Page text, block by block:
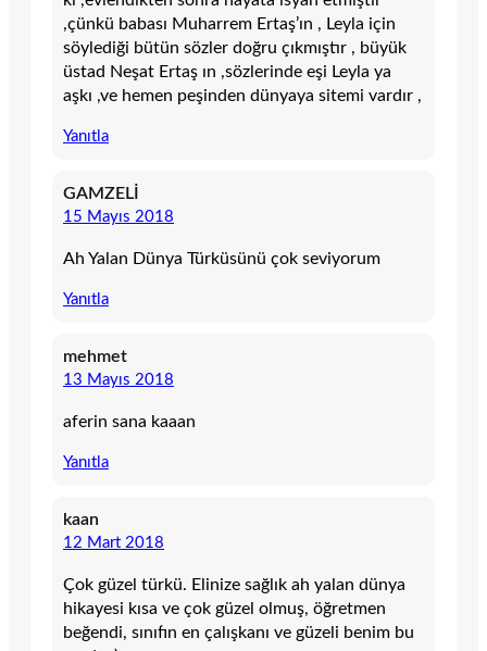
,çünkü babası Muharrem Ertaş’ın , Leyla için
söylediği bütün sözler doğru çıkmıştır , büyük
üstad Neşat Ertaş ın ,sözlerinde eşi Leyla ya
aşkı ,ve hemen peşinden dünyaya sitemi vardır ,
Yanıtla
GAMZELİ
15 Mayıs 2018
Ah Yalan Dünya Türküsünü çok seviyorum
Yanıtla
mehmet
13 Mayıs 2018
aferin sana kaaan
Yanıtla
kaan
12 Mart 2018
Çok güzel türkü. Elinize sağlık ah yalan dünya
hikayesi kısa ve çok güzel olmuş, öğretmen
beğendi, sınıfın en çalışkanı ve güzeli benim bu